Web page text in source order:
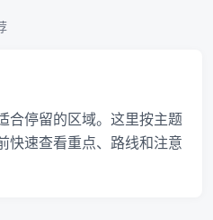
合停留的区域。这里按主题
快速查看重点、路线和注意